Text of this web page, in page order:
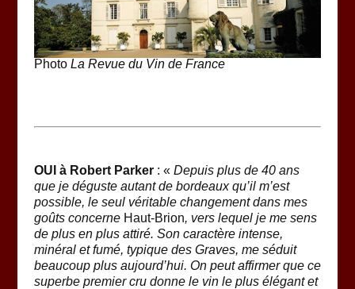
PhotoLa Revue du Vin de France
OUI à Robert Parker : « Depuis plus de 40 ans
que je déguste autant de bordeaux qu’il m’est
possible, le seul véritable changement dans mes
goûts concerne Haut-Brion, vers lequel je me sens
de plus en plus attiré. Son caractère intense,
minéral et fumé, typique des Graves, me séduit
beaucoup plus aujourd’hui. On peut affirmer que ce
superbe premier cru donne le vin le plus élégant et